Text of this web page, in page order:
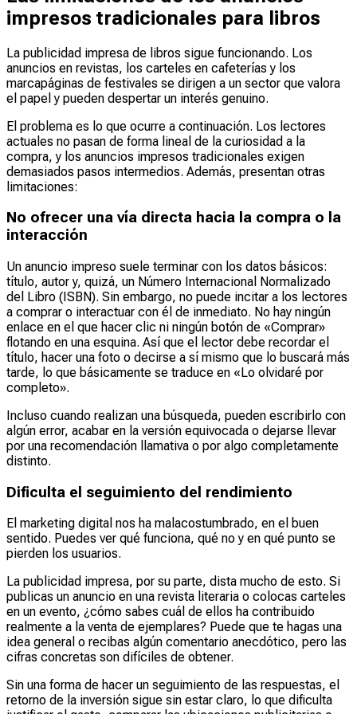
impresos tradicionales para libros
La publicidad impresa de libros sigue funcionando. Los
anuncios en revistas, los carteles en cafeterías y los
marcapáginas de festivales se dirigen a un sector que valora
el papel y pueden despertar un interés genuino.
El problema es lo que ocurre a continuación. Los lectores
actuales no pasan de forma lineal de la curiosidad a la
compra, y los anuncios impresos tradicionales exigen
demasiados pasos intermedios. Además, presentan otras
limitaciones:
No ofrecer una vía directa hacia la compra o la
interacción
Un anuncio impreso suele terminar con los datos básicos:
título, autor y, quizá, un Número Internacional Normalizado
del Libro (ISBN). Sin embargo, no puede incitar a los lectores
a comprar o interactuar con él de inmediato. No hay ningún
enlace en el que hacer clic ni ningún botón de «Comprar»
flotando en una esquina. Así que el lector debe recordar el
título, hacer una foto o decirse a sí mismo que lo buscará más
tarde, lo que básicamente se traduce en «Lo olvidaré por
completo».
Incluso cuando realizan una búsqueda, pueden escribirlo con
algún error, acabar en la versión equivocada o dejarse llevar
por una recomendación llamativa o por algo completamente
distinto.
Dificulta el seguimiento del rendimiento
El marketing digital nos ha malacostumbrado, en el buen
sentido. Puedes ver qué funciona, qué no y en qué punto se
pierden los usuarios.
La publicidad impresa, por su parte, dista mucho de esto. Si
publicas un anuncio en una revista literaria o colocas carteles
en un evento, ¿cómo sabes cuál de ellos ha contribuido
realmente a la venta de ejemplares? Puede que te hagas una
idea general o recibas algún comentario anecdótico, pero las
cifras concretas son difíciles de obtener.
Sin una forma de hacer un seguimiento de las respuestas, el
retorno de la inversión sigue sin estar claro, lo que dificulta